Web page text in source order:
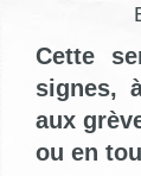
Cette
signes,
aux
ou en